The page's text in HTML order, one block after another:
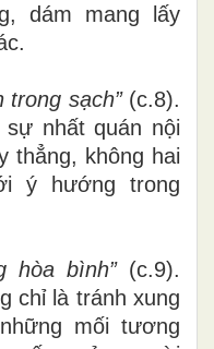
dám mang lấy
trong sạch”(c.8).
nhất quán nội
thẳng, không hai
ý hướng trong
hòa bình”(c.9).
chỉ là tránh xung
mối tương